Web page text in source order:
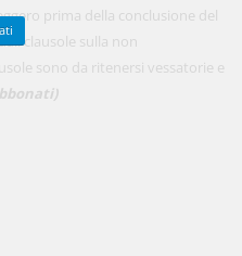
prima della conclusione del
clausole sulla non
sono da ritenersi vessatorie e